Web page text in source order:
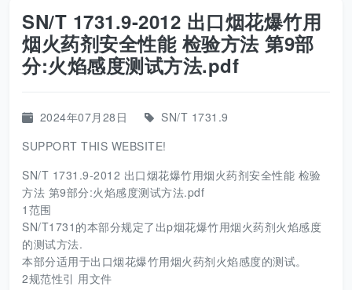
SN/T 1731.9-2012 出口烟花爆竹用
烟火药剂安全性能 检验方法 第9部
分:火焰感度测试方法.pdf
2024年07月28日
SN/T 1731.9
SUPPORT THIS WEBSITE!
SN/T 1731.9-2012 出口烟花爆竹用烟火药剂安全性能 检验
方法 第9部分:火焰感度测试方法.pdf
1范围
SN/T1731的本部分规定了出p烟花爆竹用烟火药剂火焰感度
的测试方法.
本部分适用于出口烟花爆竹用烟火药剂火焰感度的测试。
2规范性引 用文件